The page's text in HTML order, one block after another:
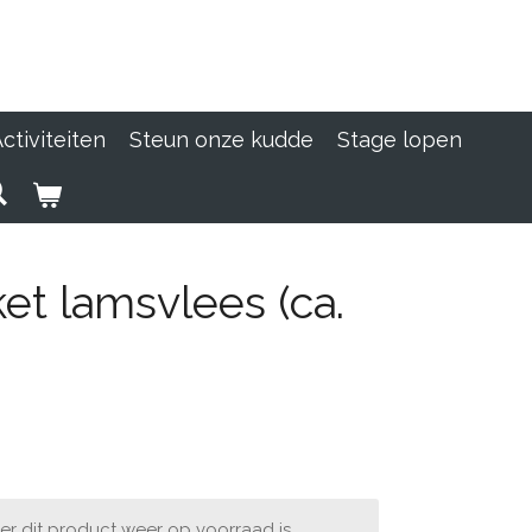
Steun onze kudde Stage lopen
lamsvlees (ca.